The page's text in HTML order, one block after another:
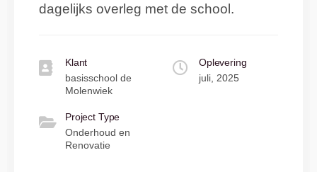
dagelijks overleg met de school.
Klant
basisschool de
Molenwiek
Oplevering
juli, 2025
Project Type
Onderhoud en
Renovatie